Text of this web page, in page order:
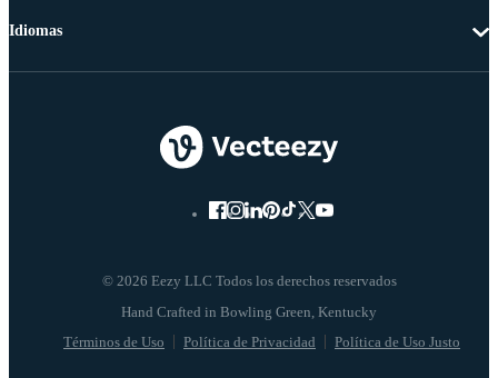
© 2026 Eezy LLC Todos los derechos reservados
Términos de Uso Política de Privacidad Política de Uso Justo
Idiomas